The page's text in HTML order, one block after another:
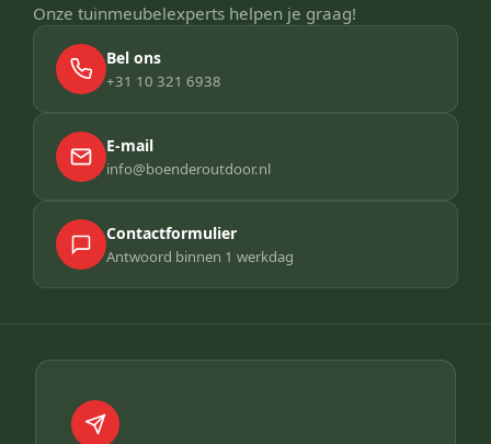
Onze tuinmeubelexperts helpen je graag!
Bel ons
+31 10 321 6938
E-mail
info@boenderoutdoor.nl
Contactformulier
Antwoord binnen 1 werkdag